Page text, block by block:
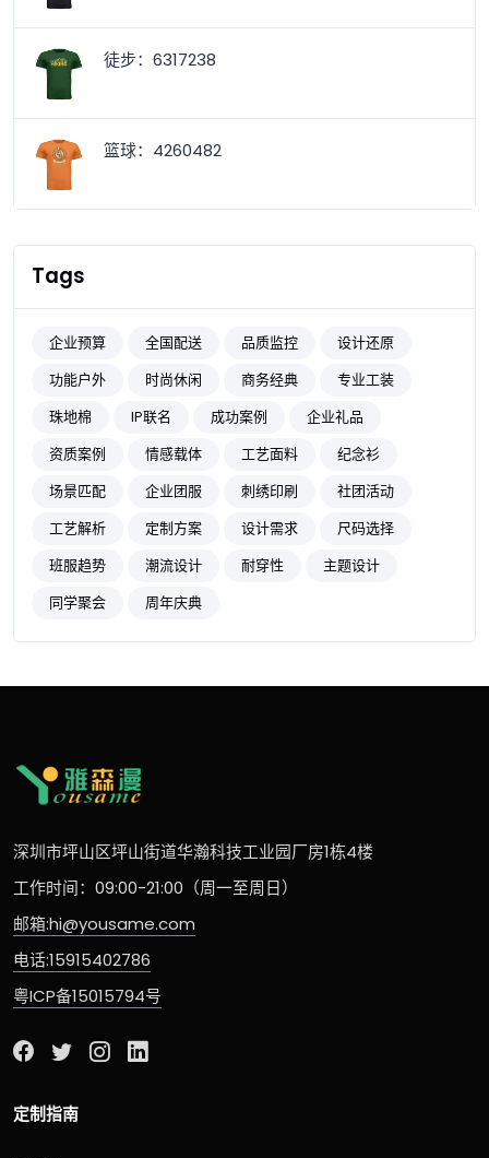
徒步：6317238
篮球：4260482
Tags
企业预算 全国配送 品质监控
设计还原
功能户外
时尚休闲 商务经典
专业工装
珠地棉
IP联名 成功案例
企业礼品
资质案例
情感载体 工艺面料
纪念衫
场景匹配
企业团服 刺绣印刷
社团活动
工艺解析
定制方案 设计需求
尺码选择
班服趋势
潮流设计 耐穿性
主题设计
同学聚会
周年庆典
深圳市坪山区坪山街道华瀚科技工业园厂房1栋4楼
工作时间：09:00-21:00（周一至周日）
邮箱:hi@yousame.com
电话:15915402786
粤ICP备15015794号
定制指南